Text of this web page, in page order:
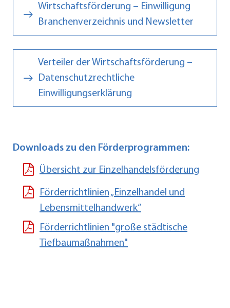
Wirtschaftsförderung – Einwilligung
Branchenverzeichnis und Newsletter
Verteiler der Wirtschaftsförderung –
Datenschutzrechtliche
Einwilligungserklärung
Downloads zu den Förderprogrammen:
Übersicht zur Einzelhandelsförderung
Förderrichtlinien „Einzelhandel und
Lebensmittelhandwerk“
Förderrichtlinien "große städtische
Tiefbaumaßnahmen"